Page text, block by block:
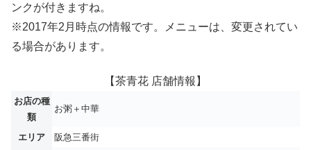
ンクが付きますね。
※2017年2月時点の情報です。メニューは、変更されてい
る場合があります。
【茶青花 店舗情報】
お店の種
類
お粥＋中華
エリア
阪急三番街